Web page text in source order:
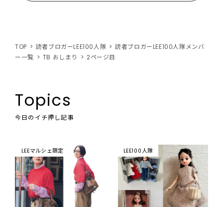
TOP 読者ブロガーLEE100人隊
読者ブロガーLEE100人隊メンバ
ー一覧
TB おしまり 2ページ目
Topics
今日のイチ押し記事
LEEマルシェ限定 LEE100人隊